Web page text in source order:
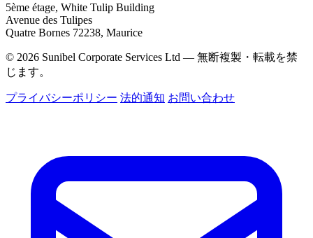
5ème étage, White Tulip Building
Avenue des Tulipes
Quatre Bornes 72238, Maurice
© 2026 Sunibel Corporate Services Ltd — 無断複製・転載を禁
じます。
プライバシーポリシー 法的通知 お問い合わせ